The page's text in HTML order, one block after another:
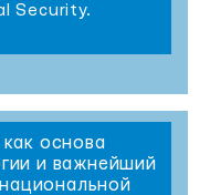
Security.
основа
и важнейший